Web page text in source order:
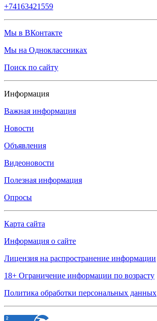
+74163421559
Мы в ВКонтакте
Мы на Одноклассниках
Поиск по сайту
Информация
Важная информация
Новости
Объявления
Видеоновости
Полезная информация
Опросы
Карта сайта
Информация о сайте
Лицензия на распространение информации
18+ Ограничение информации по возрасту
Политика обработки персональных данных